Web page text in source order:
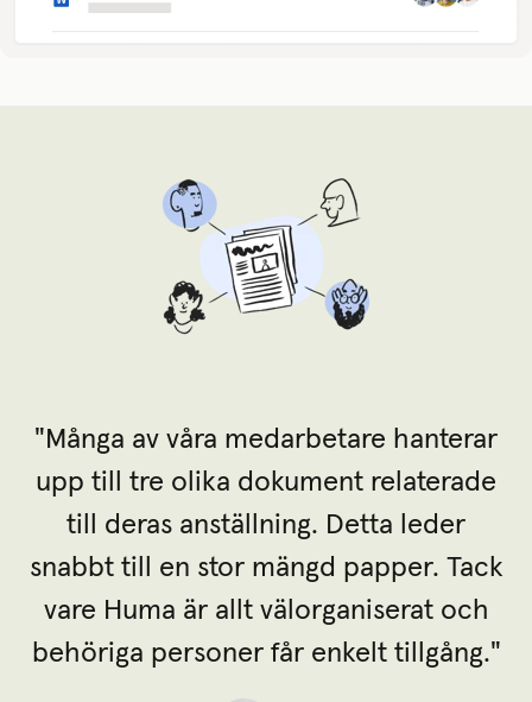
"Många av våra medarbetare hanterar
upp till tre olika dokument relaterade
till deras anställning. Detta leder
snabbt till en stor mängd papper. Tack
vare Huma är allt välorganiserat och
behöriga personer får enkelt tillgång."